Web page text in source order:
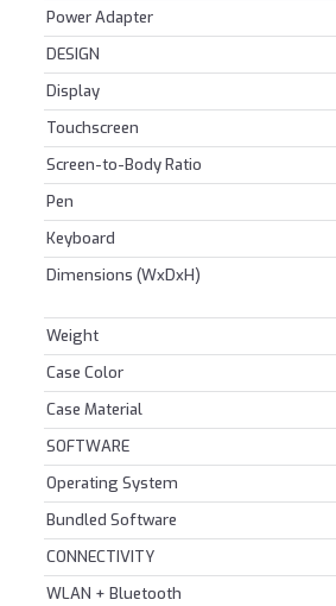
Power Adapter
DESIGN
Display
Touchscreen
Screen-to-Body Ratio
Pen
Keyboard
Dimensions (WxDxH)
Weight
Case Color
Case Material
SOFTWARE
Operating System
Bundled Software
CONNECTIVITY
WLAN + Bluetooth